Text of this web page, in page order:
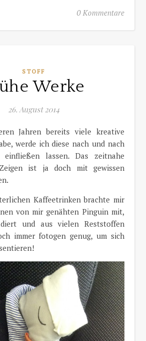
0 Kommentare
STOFF
Werke
26. August 2014
werde ich diese nach und nach
lassen. Das zeitnahe
ist ja doch mit gewissen
Kaffeetrinken brachte mir
von mir genähten Pinguin mit,
und aus vielen Reststoffen
immer fotogen genug, um sich